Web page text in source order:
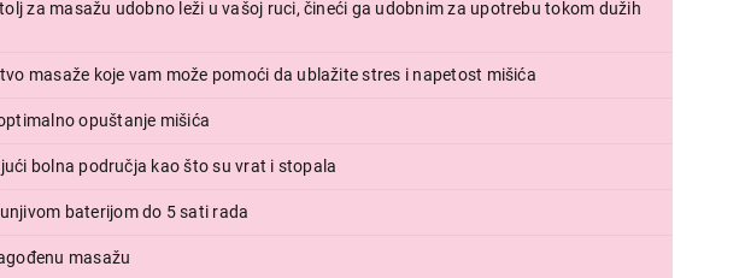
za masažu udobno leži u vašoj ruci, čineći ga udobnim za upotrebu tokom dužih
masaže koje vam može pomoći da ublažite stres i napetost mišića
opuštanje mišića
bolna područja kao što su vrat i stopala
baterijom do 5 sati rada
masažu
7.499,00
BEURER MG 2R Sensitive
Proizvod je dodat u korpu.